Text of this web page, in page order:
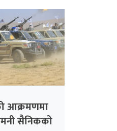
आक्रमणमा
सैनिकको